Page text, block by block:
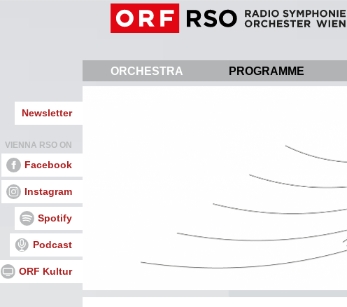
ORCHESTRA
PROGRAMME
Newsletter
VIENNA RSO ON
Facebook
Instagram
Spotify
Podcast
ORF Kultur